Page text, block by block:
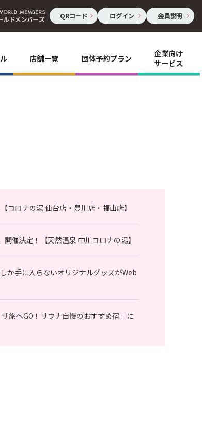
QRコード ログイン 会員説明
店舗一覧 団体予約プラン
企業向け
サービス
コロナの湯 仙台店・豊川店・福山店】
催決定！【天然温泉 中川コロナの湯】
か手に入らないオリジナルグッズがWeb
旅へGO！サウナ自慢のおすすめ宿」に